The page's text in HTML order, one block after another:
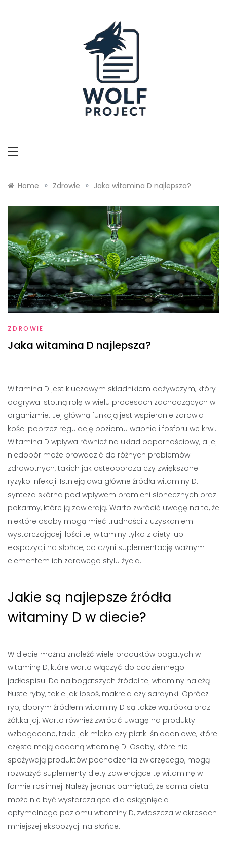
Home » Zdrowie » Jaka witamina D najlepsza?
ZDROWIE
Jaka witamina D najlepsza?
Witamina D jest kluczowym składnikiem odżywczym, który
odgrywa istotną rolę w wielu procesach zachodzących w
organizmie. Jej główną funkcją jest wspieranie zdrowia
kości poprzez regulację poziomu wapnia i fosforu we krwi.
Witamina D wpływa również na układ odpornościowy, a jej
niedobór może prowadzić do różnych problemów
zdrowotnych, takich jak osteoporoza czy zwiększone
ryzyko infekcji. Istnieją dwa główne źródła witaminy D:
synteza skórna pod wpływem promieni słonecznych oraz
pokarmy, które ją zawierają. Warto zwrócić uwagę na to, że
niektóre osoby mogą mieć trudności z uzyskaniem
wystarczającej ilości tej witaminy tylko z diety lub
ekspozycji na słońce, co czyni suplementację ważnym
elementem ich zdrowego stylu życia.
Jakie są najlepsze źródła
witaminy D w diecie?
W diecie można znaleźć wiele produktów bogatych w
witaminę D, które warto włączyć do codziennego
jadłospisu. Do najbogatszych źródeł tej witaminy należą
tłuste ryby, takie jak łosoś, makrela czy sardynki. Oprócz
ryb, dobrym źródłem witaminy D są także wątróbka oraz
żółtka jaj. Warto również zwrócić uwagę na produkty
wzbogacane, takie jak mleko czy płatki śniadaniowe, które
często mają dodaną witaminę D. Osoby, które nie
spożywają produktów pochodzenia zwierzęcego, mogą
rozważyć suplementy diety zawierające tę witaminę w
formie roślinnej. Należy jednak pamiętać, że sama dieta
może nie być wystarczająca dla osiągnięcia
optymalnego poziomu witaminy D, zwłaszcza w okresach
mniejszej ekspozycji na słońce.